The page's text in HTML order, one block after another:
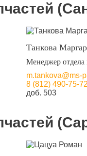
Танкова
Менеджер отдела
m.tankova@ms-
8 (812) 490-75-72
доб. 503